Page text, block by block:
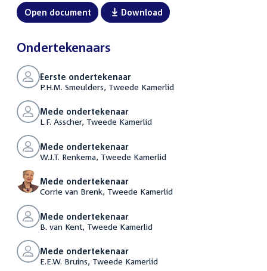
Open document Download
Ondertekenaars
Eerste ondertekenaar
P.H.M. Smeulders, Tweede Kamerlid
Mede ondertekenaar
L.F. Asscher, Tweede Kamerlid
Mede ondertekenaar
W.J.T. Renkema, Tweede Kamerlid
Mede ondertekenaar
Corrie van Brenk, Tweede Kamerlid
Mede ondertekenaar
B. van Kent, Tweede Kamerlid
Mede ondertekenaar
E.E.W. Bruins, Tweede Kamerlid